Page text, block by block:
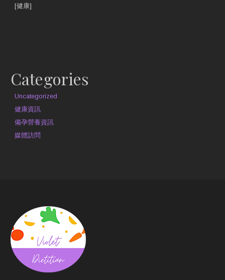
[健康]
Categories
Uncategorized
健康資訊
備孕營養資訊
媒體訪問